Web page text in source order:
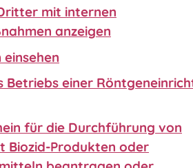
mit internen
anzeigen
Betriebs einer
für die Durchführung von
Biozid-Produkten oder